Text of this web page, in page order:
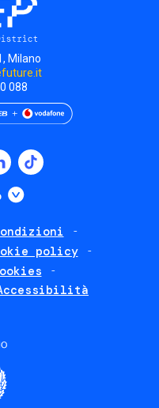
Milano
088
Mostra ulteriori
policy